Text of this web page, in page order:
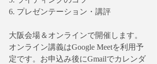
6. プレゼンテーション・講評
大阪会場＆オンラインで開催します。
オンライン講義はGoogle Meetを利用予
定です。お申込み後にGmailでカレンダ